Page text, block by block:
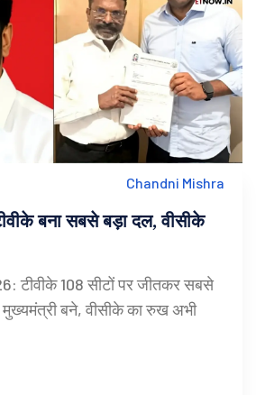
Chandni Mishra
बना सबसे बड़ा दल, वीसीके
टीवीके 108 सीटों पर जीतकर सबसे
बने, वीसीके का रुख अभी